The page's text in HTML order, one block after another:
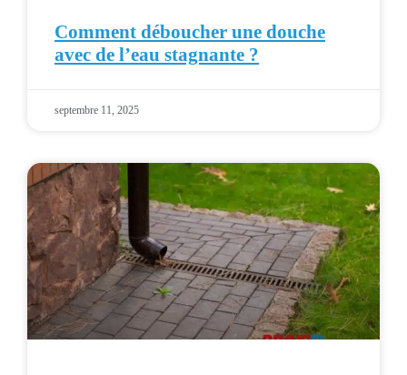
Comment déboucher une douche
avec de l’eau stagnante ?
septembre 11, 2025